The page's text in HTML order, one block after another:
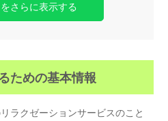
さらに表示する
ための基本情報
ラクゼーションサービスのこと